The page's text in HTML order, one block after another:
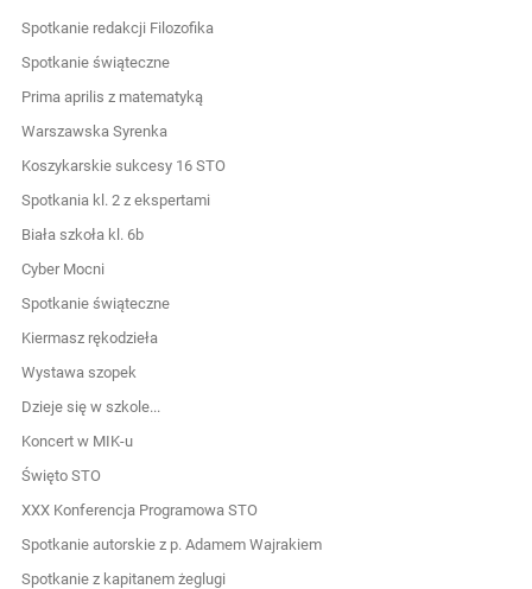
Spotkanie redakcji Filozofika
Spotkanie świąteczne
Prima aprilis z matematyką
Warszawska Syrenka
Koszykarskie sukcesy 16 STO
Spotkania kl. 2 z ekspertami
Biała szkoła kl. 6b
Cyber Mocni
Spotkanie świąteczne
Kiermasz rękodzieła
Wystawa szopek
Dzieje się w szkole...
Koncert w MIK-u
Święto STO
XXX Konferencja Programowa STO
Spotkanie autorskie z p. Adamem Wajrakiem
Spotkanie z kapitanem żeglugi